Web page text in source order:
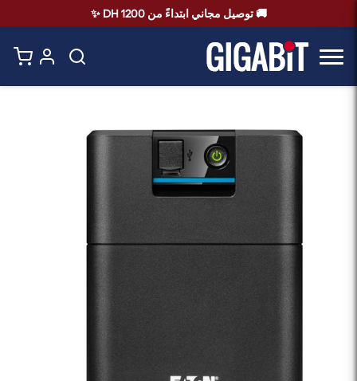
🚚 توصيل مجاني ابتداءً من 1200 DH ✨